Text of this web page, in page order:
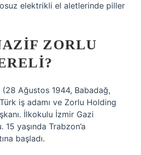
elektrikli el aletlerinde piller
ZORLU
Ağustos 1944, Babadağ,
iş adamı ve Zorlu Holding
İlkokulu İzmir Gazi
15 yaşında Trabzon’a
başladı.